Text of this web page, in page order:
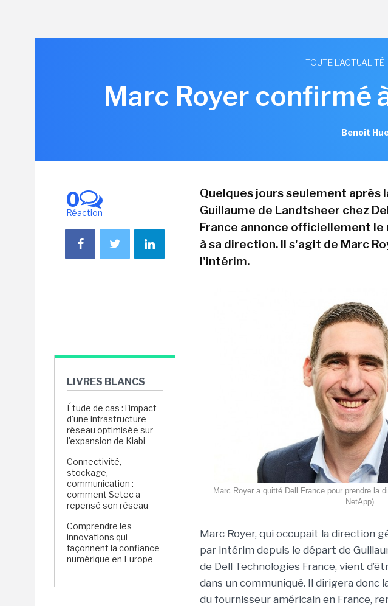
TOUTE L'ACTUALITÉ
Marc Royer confirmé
Benoît
0
Réaction
LIVRES BLANCS
Étude de cas : l'impact
d'une infrastructure
réseau optimisée sur
l'expansion de Kiabi
Connectivité,
stockage,
communication :
comment Setec a
repensé son réseau
Comprendre les
innovations qui
façonnent la confiance
numérique en Europe
Quelques jours seulement après
Guillaume de Landtsheer chez
France annonce officiellement le
à sa direction. Il s'agit de Marc
l'intérim.
Marc Royer a quitté Dell France pour prendre la
NetApp)
Marc Royer, qui occupait la direction
par intérim depuis le départ de
de Dell Technologies France, vient
dans un communiqué. Il dirigera donc
du fournisseur américain en France,